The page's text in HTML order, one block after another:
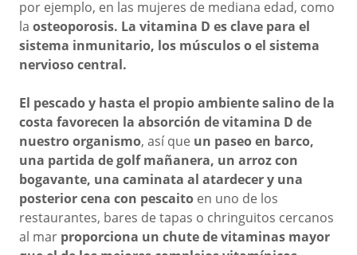
por ejemplo, en las mujeres de mediana edad, como
la osteoporosis. La vitamina D es clave para el
sistema inmunitario, los músculos o el sistema
nervioso central.
El pescado y hasta el propio ambiente salino de la
costa favorecen la absorción de vitamina D de
nuestro organismo, así que un paseo en barco,
una partida de golf mañanera, un arroz con
bogavante, una caminata al atardecer y una
posterior cena con pescaito en uno de los
restaurantes, bares de tapas o chringuitos cercanos
al mar proporciona un chute de vitaminas mayor